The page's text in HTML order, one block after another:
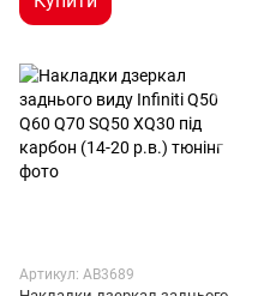
Артикул: AB3689